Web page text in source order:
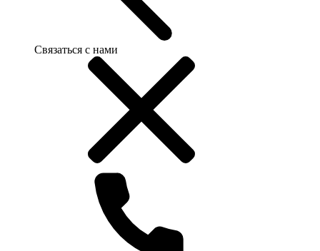
Связаться с нами